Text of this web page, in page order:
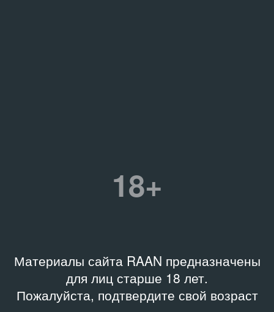
18+
Материалы сайта RAAN предназначены
для лиц старше 18 лет.
Пожалуйста, подтвердите свой возраст